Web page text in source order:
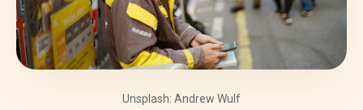
Unsplash: Andrew Wulf